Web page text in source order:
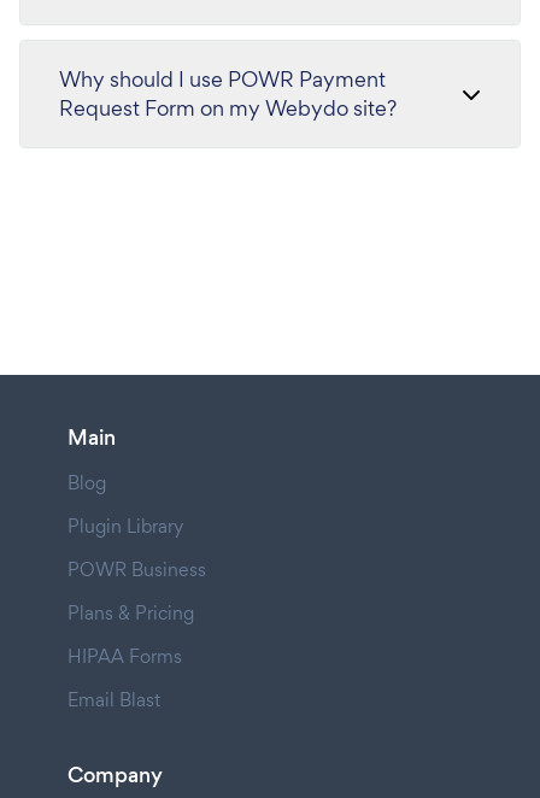
Why should I use POWR Payment
Request Form on my Webydo site?
Main
Blog
Plugin Library
POWR Business
Plans & Pricing
HIPAA Forms
Email Blast
Company